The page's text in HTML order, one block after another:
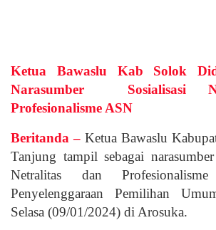
Ketua Bawaslu Kab Solok
Narasumber Sosialisasi
Profesionalisme ASN
Beritanda – Ketua Bawaslu
Tanjung tampil sebagai
Netralitas dan
Penyelenggaraan Pemilihan
Selasa (09/01/2024) di Arosuka.